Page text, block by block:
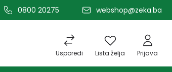
0800 20275 webshop@zeka.ba
Usporedi Lista želja Prijava